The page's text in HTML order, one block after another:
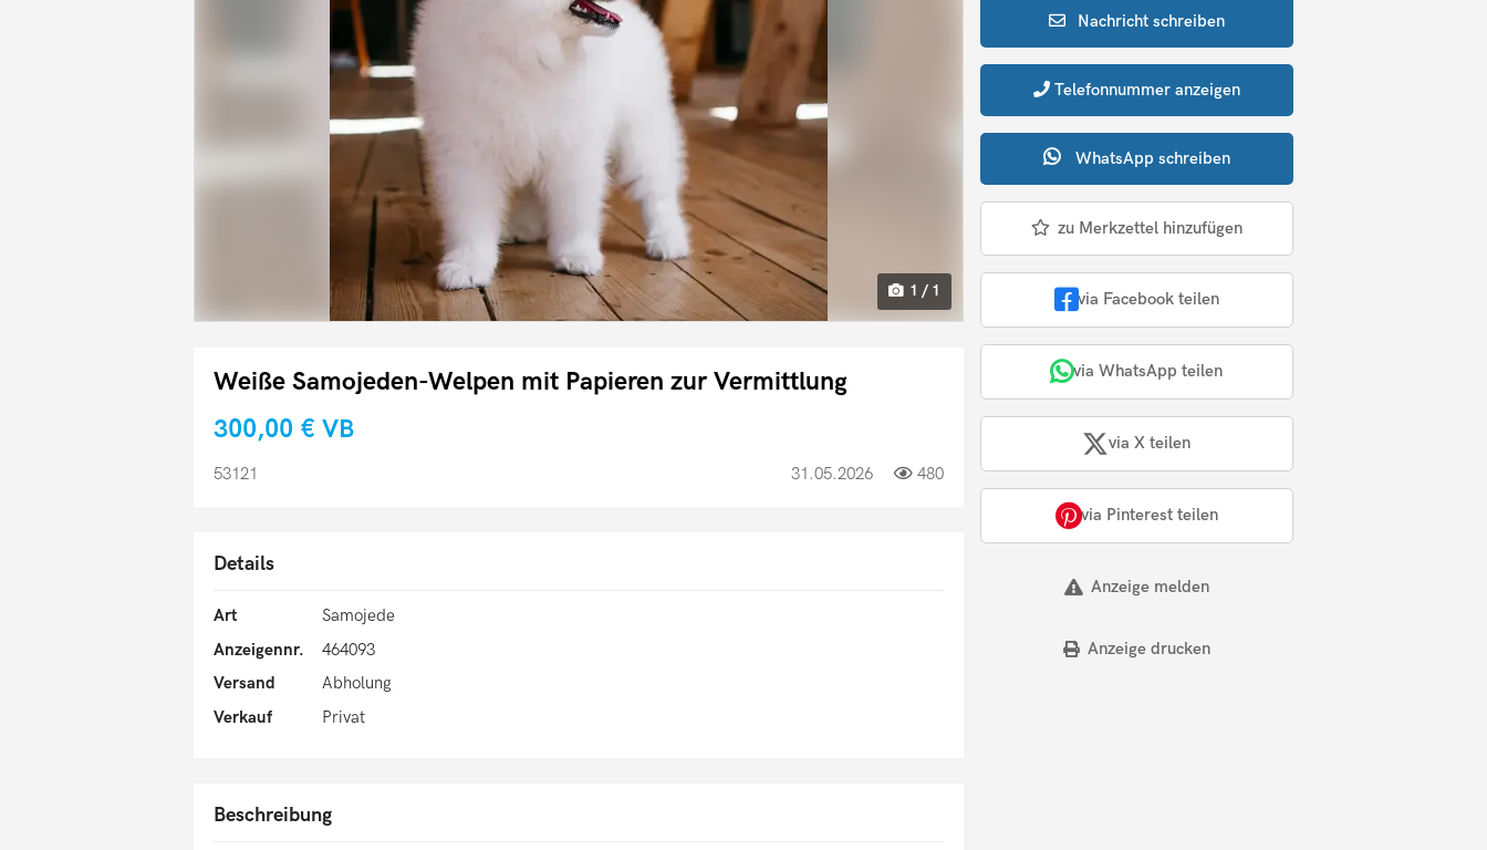
1 / 1
Weiße Samojeden-Welpen mit Papieren zur Vermittlung
300,00 € VB
53121 31.05.2026 480
Details
Art
Samojede
Anzeigennr.
464093
Versand
Abholung
Verkauf
Privat
Beschreibung
Nachrichtschreiben
Telefonnummer anzeigen
WhatsApp schreiben
zu Merkzettel hinzufügen
via Facebook teilen
via WhatsApp teilen
via X teilen
via Pinterest teilen
Anzeige melden
Anzeige drucken